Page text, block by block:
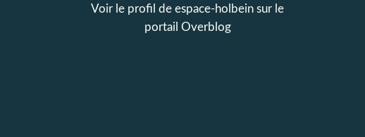
Voir le profil de espace-holbein sur le
portail Overblog